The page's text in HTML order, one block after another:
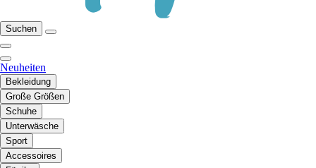
Suchen
Neuheiten
Bekleidung
Große Größen
Schuhe
Unterwäsche
Sport
Accessoires